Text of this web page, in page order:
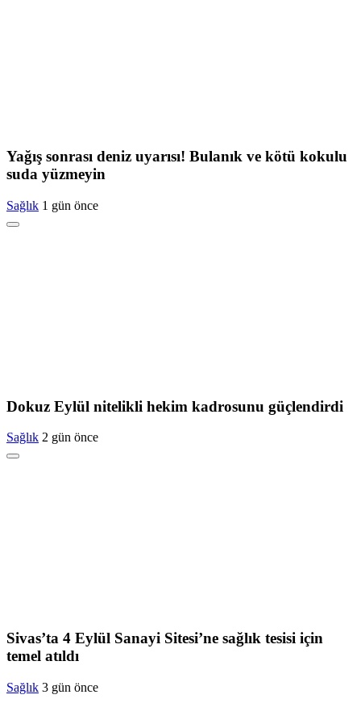
Yağış sonrası deniz uyarısı! Bulanık ve kötü kokulu
suda yüzmeyin
Sağlık 1 gün önce
Dokuz Eylül nitelikli hekim kadrosunu güçlendirdi
Sağlık 2 gün önce
Sivas’ta 4 Eylül Sanayi Sitesi’ne sağlık tesisi için
temel atıldı
Sağlık 3 gün önce